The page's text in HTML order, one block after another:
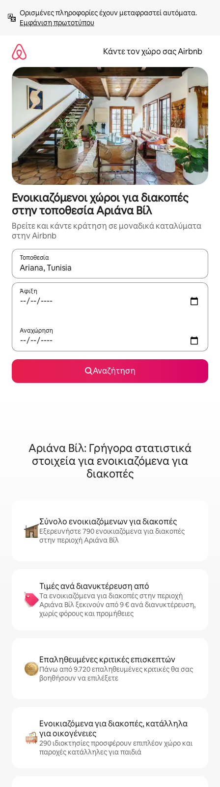
στο
περιεχόμενοΕμφάνιση πρωτοτύπου
Κάντε τον χώρο σας Airbnb
Ενοικιαζόμενοι χώροι για διακοπές
στην τοποθεσία Αριάνα Βίλ
Βρείτε και κάντε κράτηση σε μοναδικά καταλύματα
στην Airbnb
Τοποθεσία
Όταν τα αποτελέσματα είναι διαθέσιμα, μπορείτε να
Άφιξη
Αναχώρηση
Αναζήτηση
Αριάνα Βίλ: Γρήγορα στατιστικά
στοιχεία για ενοικιαζόμενα για
διακοπές
Σύνολο ενοικιαζόμενων για διακοπές
Εξερευνήστε 790 ενοικιαζόμενα για διακοπές
στην περιοχή Αριάνα Βίλ
Τιμές ανά διανυκτέρευση από
Τα ενοικιαζόμενα για διακοπές στην περιοχή
Αριάνα Βίλ ξεκινούν από 9 € ανά διανυκτέρευση,
χωρίς φόρους και προμήθειες
Επαληθευμένες κριτικές επισκεπτών
Πάνω από 9.720 επαληθευμένες κριτικές θα σας
βοηθήσουν να επιλέξετε
Ενοικιαζόμενα για διακοπές, κατάλληλα
για οικογένειες
290 ιδιοκτησίες προσφέρουν επιπλέον χώρο και
παροχές κατάλληλες για παιδιά